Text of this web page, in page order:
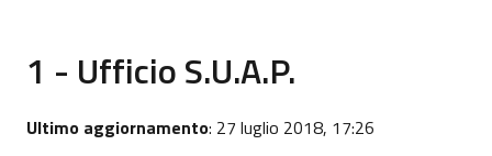
1 - Ufficio S.U.A.P.
Ultimo aggiornamento: 27 luglio 2018, 17:26